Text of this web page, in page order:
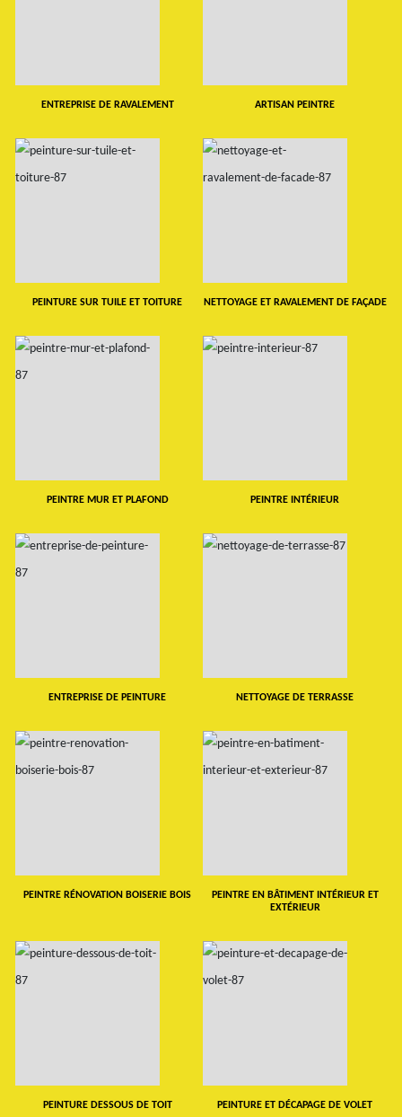
ENTREPRISE DE RAVALEMENT ARTISAN PEINTRE
PEINTURE SUR TUILE ET TOITURE NETTOYAGE ET RAVALEMENT DE FAÇADE
PEINTRE MUR ET PLAFOND PEINTRE INTÉRIEUR
ENTREPRISE DE PEINTURE NETTOYAGE DE TERRASSE
PEINTRE RÉNOVATION BOISERIE BOIS
PEINTRE EN BÂTIMENT INTÉRIEUR ET
EXTÉRIEUR
PEINTURE DESSOUS DE TOIT PEINTURE ET DÉCAPAGE DE VOLET